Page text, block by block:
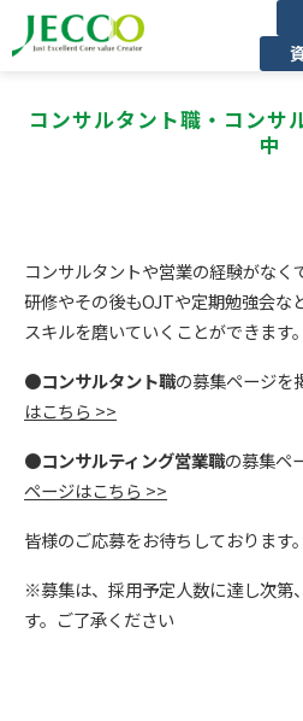
ジェックにつ
セミナー・イ
公開コース
コラム
コンサルタント職・コンサ
中
コンサルタントや営業の経験がな
研修やその後もOJTや定期勉強会な
スキルを磨いていくことができます。
●コンサルタント職の募集ページを
はこちら >>
●コンサルティング営業職の募集ペ
ページはこちら >>
皆様のご応募をお待ちしております。
※募集は、採用予定人数に達し次第
す。ご了承ください